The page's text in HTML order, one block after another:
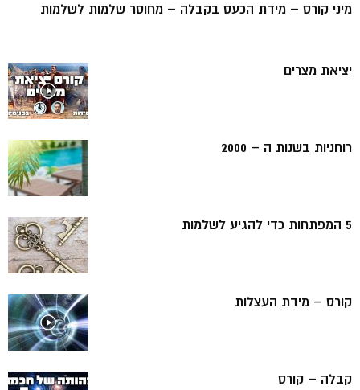
מיני קורס – מידת הכעס בקבלה – מחוסר שלמות לשלמות
יציאת מצרים
רוחניות בשנות ה – 2000
5 המפתחות כדי להגיע לשלמות
קורס – מידת העצלות
קבלה – קורס